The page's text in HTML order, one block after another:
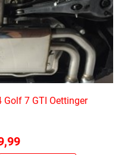
7 GTI Oettinger